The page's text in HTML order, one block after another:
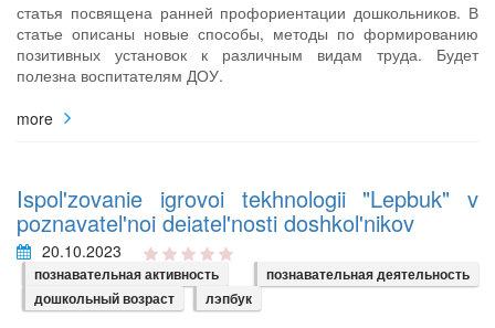
статья посвящена ранней профориентации дошкольников. В
статье описаны новые способы, методы по формированию
позитивных установок к различным видам труда. Будет
полезна воспитателям ДОУ.
more
Ispol'zovanie igrovoi tekhnologii "Lepbuk" v
poznavatel'noi deiatel'nosti doshkol'nikov
20.10.2023
познавательная активность
познавательная деятельность
дошкольный возраст
лэпбук